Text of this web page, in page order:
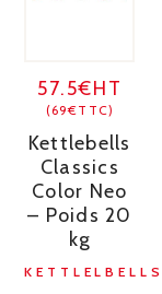
57.5€HT
(69€TTC)
Kettlebells
Classics
Color Neo
– Poids 20
kg
KETTLELBELLS